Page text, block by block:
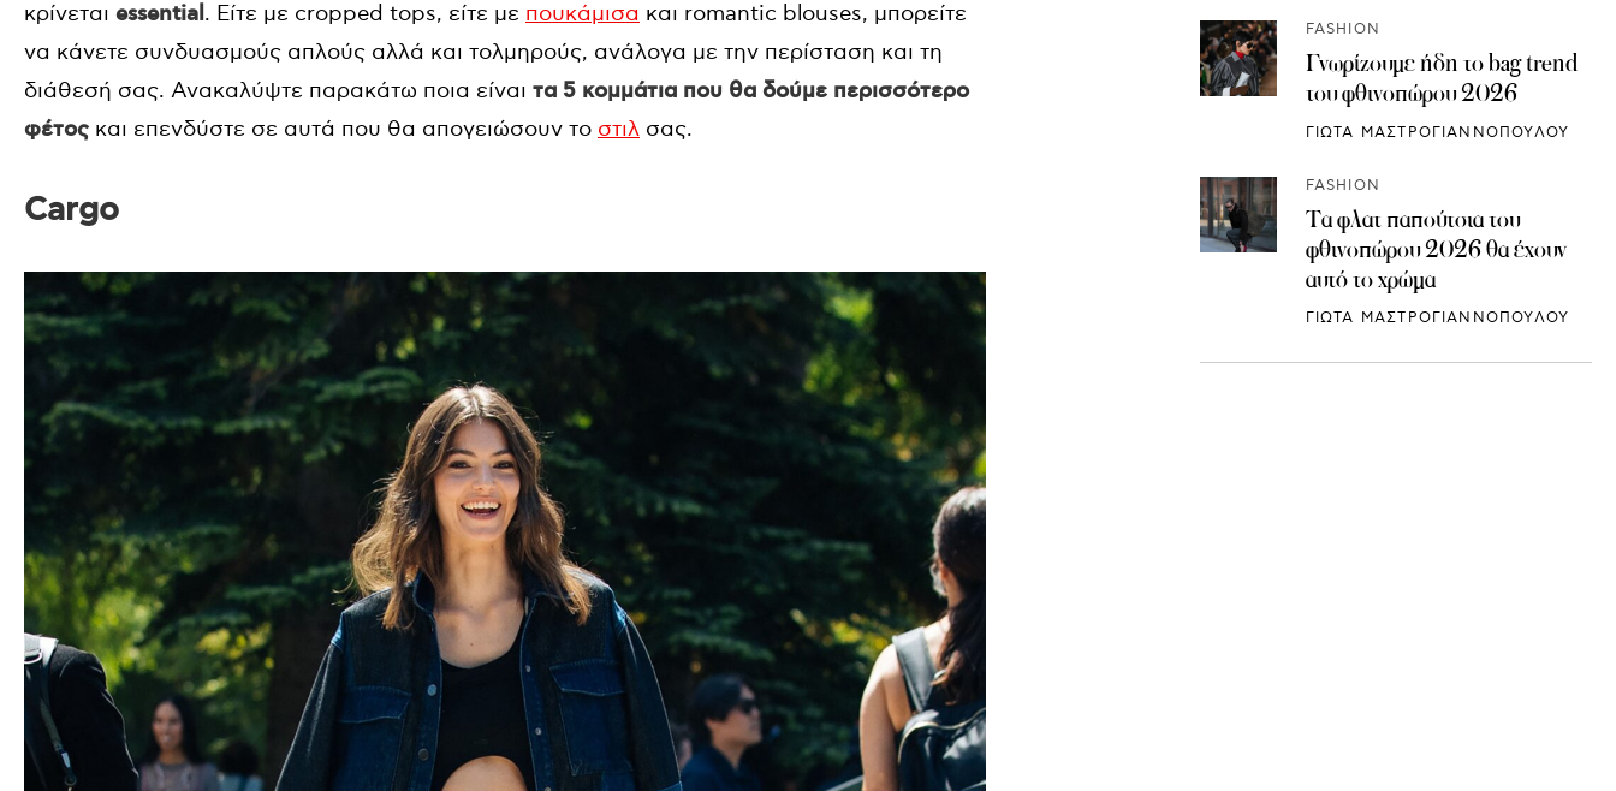
κρίνεται essential. Είτε με cropped tops, είτε με πουκάμισα και romantic blouses, μπορείτε
να κάνετε συνδυασμούς απλούς αλλά και τολμηρούς, ανάλογα με την περίσταση και τη
διάθεσή σας. Ανακαλύψτε παρακάτω ποια είναι τα 5 κομμάτια που θα δούμε περισσότερο
φέτος και επενδύστε σε αυτά που θα απογειώσουν το στιλ σας.
Cargo
FASHION
Γνωρίζουμε ήδη το bag trend
του φθινοπώρου 2026
ΓΙΩΤΑ ΜΑΣΤΡΟΓΙΑΝΝΟΠΟΥΛΟΥ
FASHION
Τα φλατ παπούτσια του
φθινοπώρου 2026 θα έχουν
αυτό το χρώμα
ΓΙΩΤΑ ΜΑΣΤΡΟΓΙΑΝΝΟΠΟΥΛΟΥ